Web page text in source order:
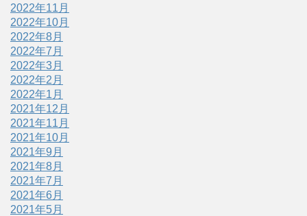
2022年11月
2022年10月
2022年8月
2022年7月
2022年3月
2022年2月
2022年1月
2021年12月
2021年11月
2021年10月
2021年9月
2021年8月
2021年7月
2021年6月
2021年5月